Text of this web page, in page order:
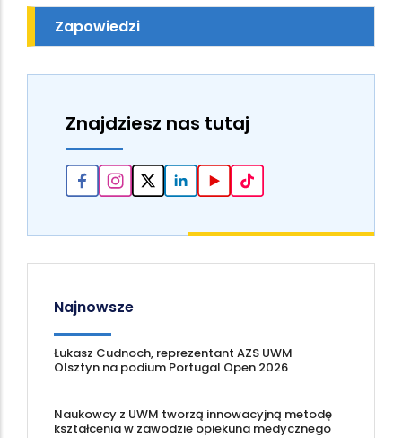
Zapowiedzi
Znajdziesz nas tutaj
Najnowsze
Łukasz Cudnoch, reprezentant AZS UWM
Olsztyn na podium Portugal Open 2026
Naukowcy z UWM tworzą innowacyjną metodę
kształcenia w zawodzie opiekuna medycznego